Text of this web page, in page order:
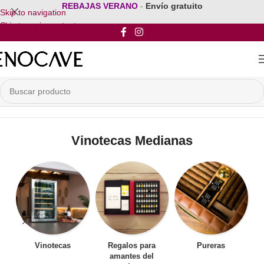
Skip to navigation
Skip to main content
REBAJAS VERANO - Envío gratuito
Inicio/Por Tamaño de la Vinoteca/Vinotecas Medianas
Vinotecas Medianas
Vinotecas
Regalos para
amantes del
Pureras